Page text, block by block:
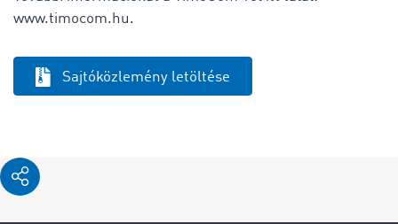
www.timocom.hu.
Sajtóközlemény letöltése